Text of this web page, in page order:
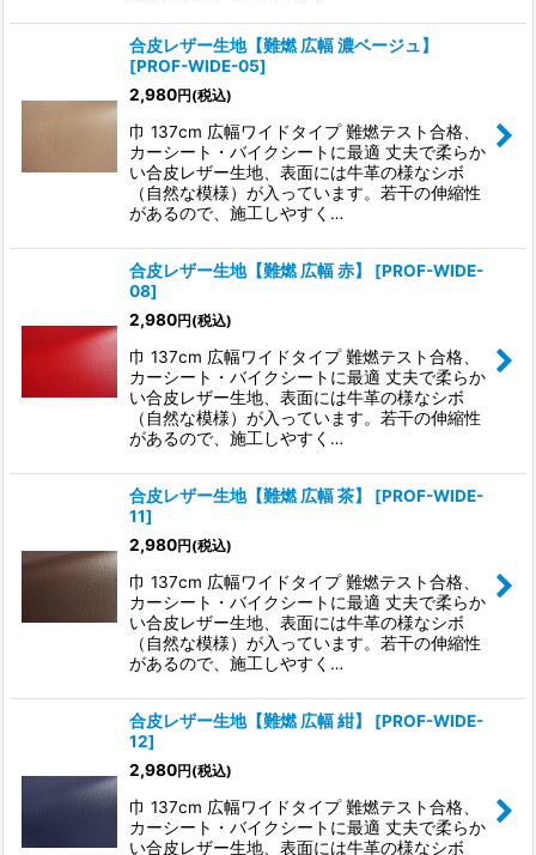
合皮レザー生地【難燃 広幅 濃ベージュ】
[PROF-WIDE-05]
2,980円 (税込)
巾 137cm 広幅ワイドタイプ 難燃テスト合格、
カーシート・バイクシートに最適 丈夫で柔らか
い合皮レザー生地、表面には牛革の様なシボ
（自然な模様）が入っています。若干の伸縮性
があるので、施工しやすく…
合皮レザー生地【難燃 広幅 赤】 [PROF-WIDE-
08]
2,980円 (税込)
巾 137cm 広幅ワイドタイプ 難燃テスト合格、
カーシート・バイクシートに最適 丈夫で柔らか
い合皮レザー生地、表面には牛革の様なシボ
（自然な模様）が入っています。若干の伸縮性
があるので、施工しやすく…
合皮レザー生地【難燃 広幅 茶】 [PROF-WIDE-
11]
2,980円 (税込)
巾 137cm 広幅ワイドタイプ 難燃テスト合格、
カーシート・バイクシートに最適 丈夫で柔らか
い合皮レザー生地、表面には牛革の様なシボ
（自然な模様）が入っています。若干の伸縮性
があるので、施工しやすく…
合皮レザー生地【難燃 広幅 紺】 [PROF-WIDE-
12]
2,980円 (税込)
巾 137cm 広幅ワイドタイプ 難燃テスト合格、
カーシート・バイクシートに最適 丈夫で柔らか
い合皮レザー生地、表面には牛革の様なシボ